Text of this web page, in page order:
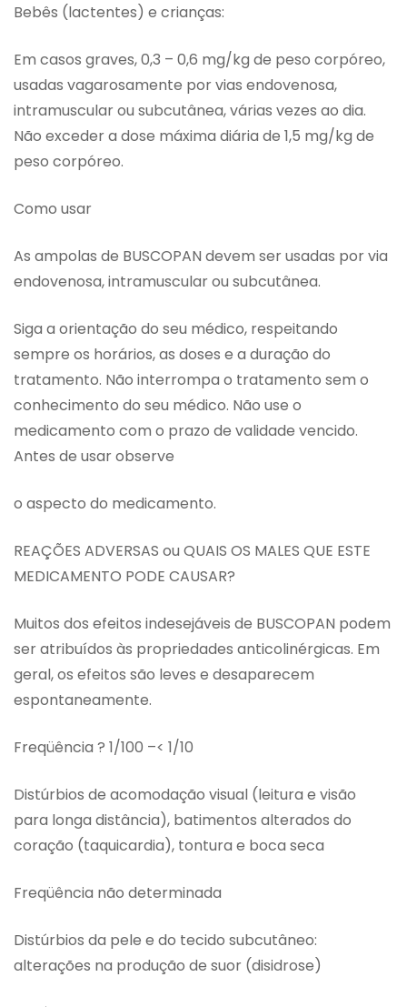
Bebês (lactentes) e crianças:
Em casos graves, 0,3 – 0,6 mg/kg de peso corpóreo,
usadas vagarosamente por vias endovenosa,
intramuscular ou subcutânea, várias vezes ao dia.
Não exceder a dose máxima diária de 1,5 mg/kg de
peso corpóreo.
Como usar
As ampolas de BUSCOPAN devem ser usadas por via
endovenosa, intramuscular ou subcutânea.
Siga a orientação do seu médico, respeitando
sempre os horários, as doses e a duração do
tratamento. Não interrompa o tratamento sem o
conhecimento do seu médico. Não use o
medicamento com o prazo de validade vencido.
Antes de usar observe
o aspecto do medicamento.
REAÇÕES ADVERSAS ou QUAIS OS MALES QUE ESTE
MEDICAMENTO PODE CAUSAR?
Muitos dos efeitos indesejáveis de BUSCOPAN podem
ser atribuídos às propriedades anticolinérgicas. Em
geral, os efeitos são leves e desaparecem
espontaneamente.
Freqüência ? 1/100 –< 1/10
Distúrbios de acomodação visual (leitura e visão
para longa distância), batimentos alterados do
coração (taquicardia), tontura e boca seca
Freqüência não determinada
Distúrbios da pele e do tecido subcutâneo:
alterações na produção de suor (disidrose)